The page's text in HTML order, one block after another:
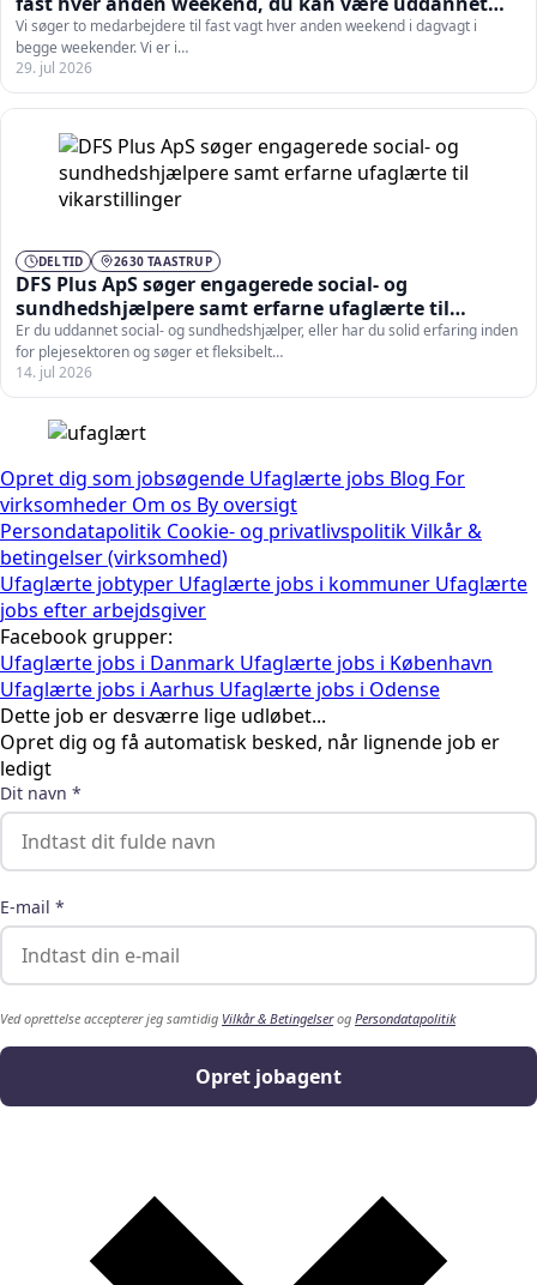
eller ufaglært
Vi søger to medarbejdere til fast vagt hver anden weekend i dagvagt i
begge weekender. Vi er i…
29. jul 2026
DELTID 2630 TAASTRUP
DFS Plus ApS søger engagerede social- og
sundhedshjælpere samt erfarne ufaglærte til
vikarstillinger
Er du uddannet social- og sundhedshjælper, eller har du solid erfaring inden
for plejesektoren og søger et fleksibelt…
14. jul 2026
Opret dig som jobsøgende Ufaglærte jobs Blog For
virksomheder Om os By oversigt
Persondatapolitik Cookie- og privatlivspolitikVilkår &
betingelser (virksomhed)
Ufaglærte jobtyper Ufaglærte jobs i kommuner Ufaglærte
jobs efter arbejdsgiver
Facebook grupper:
Ufaglærte jobs i Danmark Ufaglærte jobs i København
Ufaglærte jobs i Aarhus Ufaglærte jobs i Odense
Dette job er desværre lige udløbet...
Opret dig og få automatisk besked, når lignende job er
ledigt
Dit navn *
E-mail *
Ved oprettelse accepterer jeg samtidig Vilkår & Betingelserog Persondatapolitik
Opret jobagent